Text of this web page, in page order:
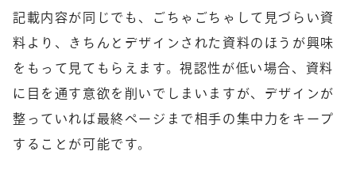
記載内容が同じでも、ごちゃごちゃして見づらい資
料より、きちんとデザインされた資料のほうが興味
をもって見てもらえます。視認性が低い場合、資料
に目を通す意欲を削いでしまいますが、デザインが
整っていれば最終ページまで相手の集中力をキープ
することが可能です。